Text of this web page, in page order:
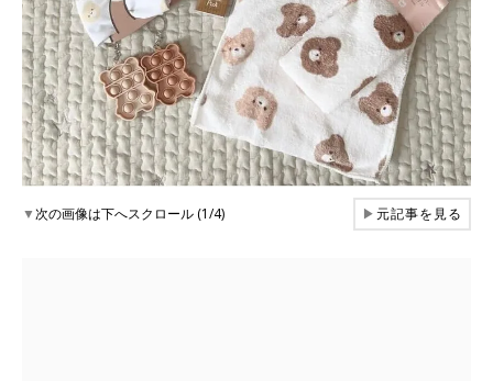
▼次の画像は下へスクロール (1/4) ▶元記事を見る